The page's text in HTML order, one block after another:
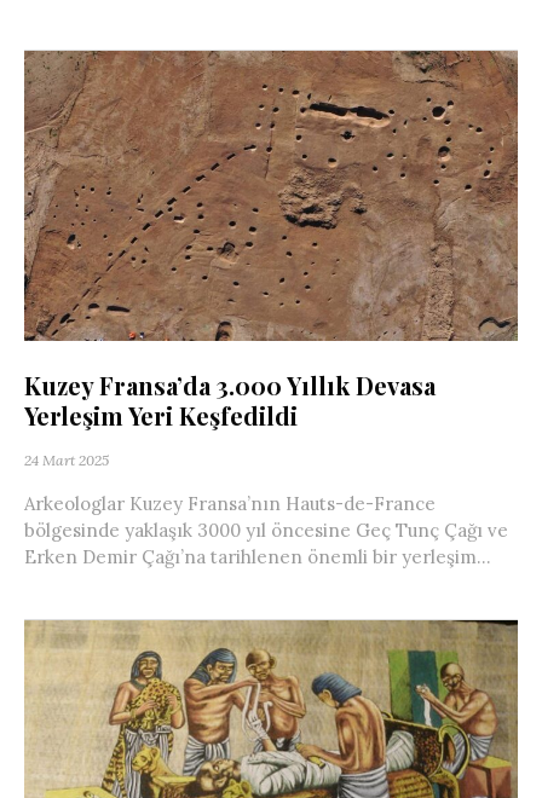
Kuzey Fransa’da 3.000 Yıllık Devasa
Yerleşim Yeri Keşfedildi
24 Mart 2025
Arkeologlar Kuzey Fransa’nın Hauts-de-France
bölgesinde yaklaşık 3000 yıl öncesine Geç Tunç Çağı ve
Erken Demir Çağı’na tarihlenen önemli bir yerleşim...